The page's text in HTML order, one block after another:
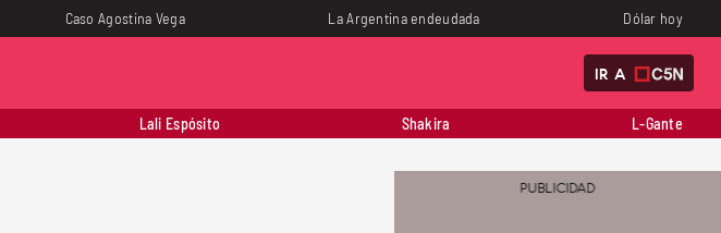
Caso Agostina Vega La Argentina endeudada Dólar hoy
IR A
Lali Espósito Shakira L-Gante